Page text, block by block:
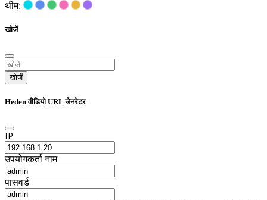
थीम:
खोजें
खोजें
Heden वीडियो URL जेनरेटर
IP
उपयोगकर्ता नाम
पासवर्ड